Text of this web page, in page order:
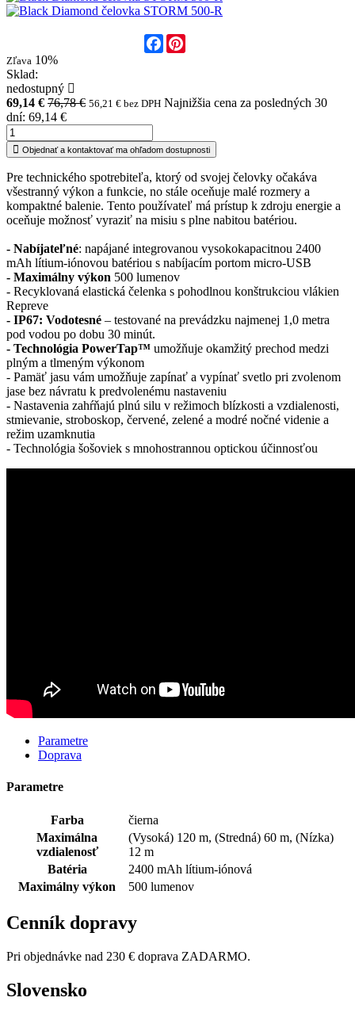
Facebook
Zľava 10%
Sklad:
nedostupný
69,14 € 76,78 € 56,21 € bez DPH Najnižšia cena za posledných 30
dní: 69,14 €
Objednať a kontaktovať ma ohľadom dostupnosti
Pre technického spotrebiteľa, ktorý od svojej čelovky očakáva
všestranný výkon a funkcie, no stále oceňuje malé rozmery a
kompaktné balenie. Tento používateľ má prístup k zdroju energie a
oceňuje možnosť vyraziť na misiu s plne nabitou batériou.
- Nabíjateľné: napájané integrovanou vysokokapacitnou 2400
mAh lítium-iónovou batériou s nabíjacím portom micro-USB
- Maximálny výkon 500 lumenov
- Recyklovaná elastická čelenka s pohodlnou konštrukciou vlákien
Repreve
- IP67: Vodotesné – testované na prevádzku najmenej 1,0 metra
pod vodou po dobu 30 minút.
- Technológia PowerTap™ umožňuje okamžitý prechod medzi
plným a tlmeným výkonom
- Pamäť jasu vám umožňuje zapínať a vypínať svetlo pri zvolenom
jase bez návratu k predvolenému nastaveniu
- Nastavenia zahŕňajú plnú silu v režimoch blízkosti a vzdialenosti,
stmievanie, stroboskop, červené, zelené a modré nočné videnie a
režim uzamknutia
- Technológia šošoviek s mnohostrannou optickou účinnosťou
Parametre
Doprava
Parametre
Farba
čierna
Maximálna
vzdialenosť
(Vysoká) 120 m, (Stredná) 60 m, (Nízka)
12 m
Batéria
2400 mAh lítium-iónová
Maximálny výkon
500 lumenov
Cenník dopravy
Pri objednávke nad 230 € doprava ZADARMO.
Slovensko